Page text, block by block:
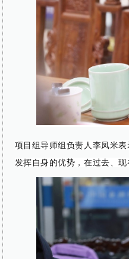
项目组导师组负责人李凤米
发挥自身的优势，在过去、